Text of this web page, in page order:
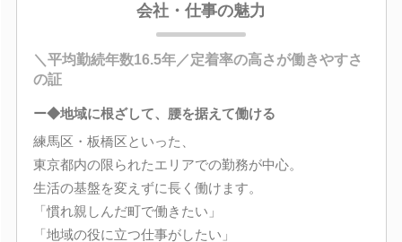
会社・仕事の魅力
＼平均勤続年数16.5年／定着率の高さが働きやすさ
の証
ー◆地域に根ざして、腰を据えて働ける
練馬区・板橋区といった、
東京都内の限られたエリアでの勤務が中心。
生活の基盤を変えずに長く働けます。
「慣れ親しんだ町で働きたい」
「地域の役に立つ仕事がしたい」